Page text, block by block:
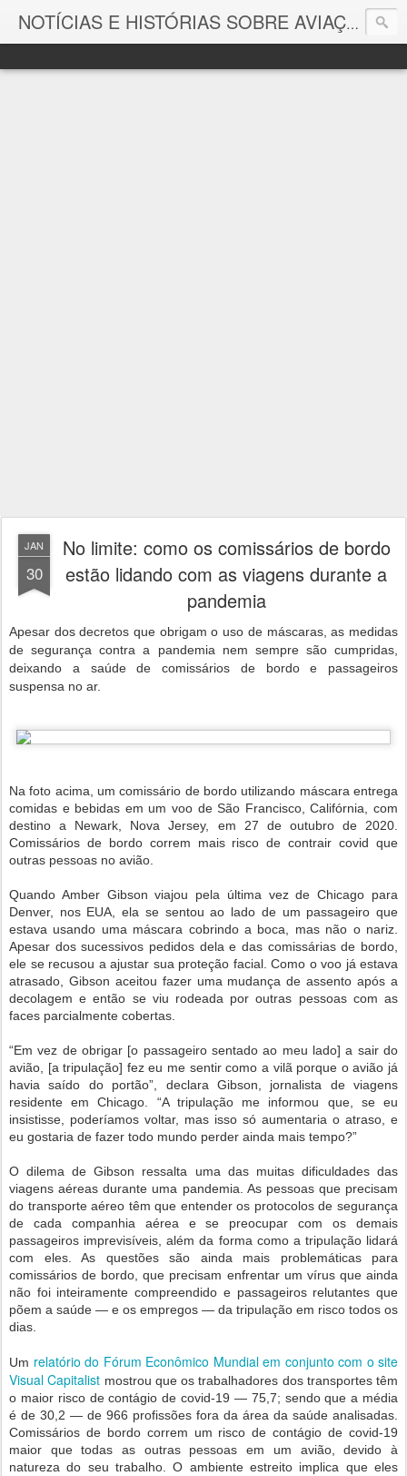
NOTÍCIAS E HISTÓRIAS SOBRE AVIAÇÃO As
JAN
30
No limite: como os comissários de bordo
estão lidando com as viagens durante a
pandemia
Apesar dos decretos que obrigam o uso de máscaras, as medidas
de segurança contra a pandemia nem sempre são cumpridas,
deixando a saúde de comissários de bordo e passageiros
suspensa no ar.
Na foto acima, um comissário de bordo utilizando máscara entrega
comidas e bebidas em um voo de São Francisco, Califórnia, com
destino a Newark, Nova Jersey, em 27 de outubro de 2020.
Comissários de bordo correm mais risco de contrair covid que
outras pessoas no avião.
Quando Amber Gibson viajou pela última vez de Chicago para
Denver, nos EUA, ela se sentou ao lado de um passageiro que
estava usando uma máscara cobrindo a boca, mas não o nariz.
Apesar dos sucessivos pedidos dela e das comissárias de bordo,
ele se recusou a ajustar sua proteção facial. Como o voo já estava
atrasado, Gibson aceitou fazer uma mudança de assento após a
decolagem e então se viu rodeada por outras pessoas com as
faces parcialmente cobertas.
“Em vez de obrigar [o passageiro sentado ao meu lado] a sair do
avião, [a tripulação] fez eu me sentir como a vilã porque o avião já
havia saído do portão”, declara Gibson, jornalista de viagens
residente em Chicago. “A tripulação me informou que, se eu
insistisse, poderíamos voltar, mas isso só aumentaria o atraso, e
eu gostaria de fazer todo mundo perder ainda mais tempo?”
O dilema de Gibson ressalta uma das muitas dificuldades das
viagens aéreas durante uma pandemia. As pessoas que precisam
do transporte aéreo têm que entender os protocolos de segurança
de cada companhia aérea e se preocupar com os demais
passageiros imprevisíveis, além da forma como a tripulação lidará
com eles. As questões são ainda mais problemáticas para
comissários de bordo, que precisam enfrentar um vírus que ainda
não foi inteiramente compreendido e passageiros relutantes que
põem a saúde — e os empregos — da tripulação em risco todos os
dias.
Um relatório do Fórum Econômico Mundial em conjunto com o site
Visual Capitalist mostrou que os trabalhadores dos transportes têm
o maior risco de contágio de covid-19 — 75,7; sendo que a média
é de 30,2 — de 966 profissões fora da área da saúde analisadas.
Comissários de bordo correm um risco de contágio de covid-19
maior que todas as outras pessoas em um avião, devido à
natureza do seu trabalho. O ambiente estreito implica que eles